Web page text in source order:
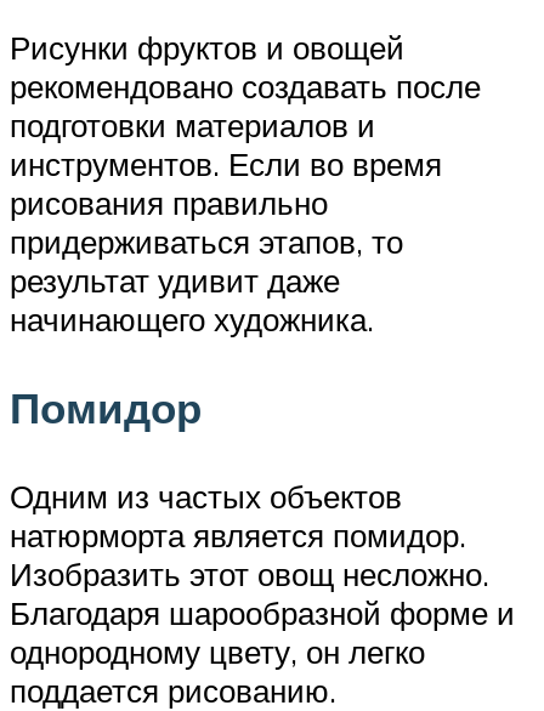
Рисунки фруктов и овощей
рекомендовано создавать после
подготовки материалов и
инструментов. Если во время
рисования правильно
придерживаться этапов, то
результат удивит даже
начинающего художника.
Помидор
Одним из частых объектов
натюрморта является помидор.
Изобразить этот овощ несложно.
Благодаря шарообразной форме и
однородному цвету, он легко
поддается рисованию.